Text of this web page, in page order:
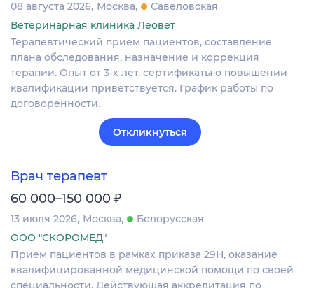
08 августа 2026 Москва
Савеловская
Ветеринарная клиника Леовет
Терапевтический прием пациентов, составление
плана обследования, назначение и коррекция
терапии. Опыт от 3-х лет, сертификаты о повышении
квалификации приветствуется. График работы по
договоренности.
Откликнуться
Врач терапевт
60 000–150 000 ₽
13 июля 2026 Москва
Белорусская
ООО "СКОРОМЕД"
Прием пациентов в рамках приказа 29Н, оказание
квалифицированной медицинской помощи по своей
специальности. Действующая аккредитация по